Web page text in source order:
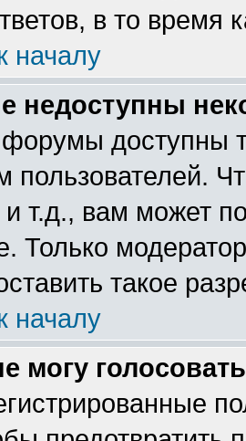
в то время
началу
недоступны
доступны
пользователей.
т.д., вам может
Только
такое
началу
могу